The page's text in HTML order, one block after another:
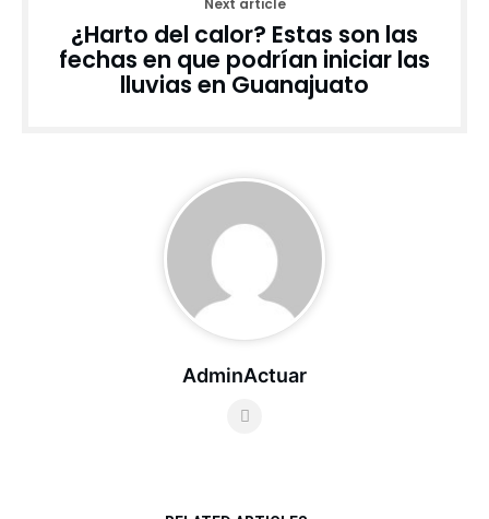
Next article
¿Harto del calor? Estas son las
fechas en que podrían iniciar las
lluvias en Guanajuato
AdminActuar